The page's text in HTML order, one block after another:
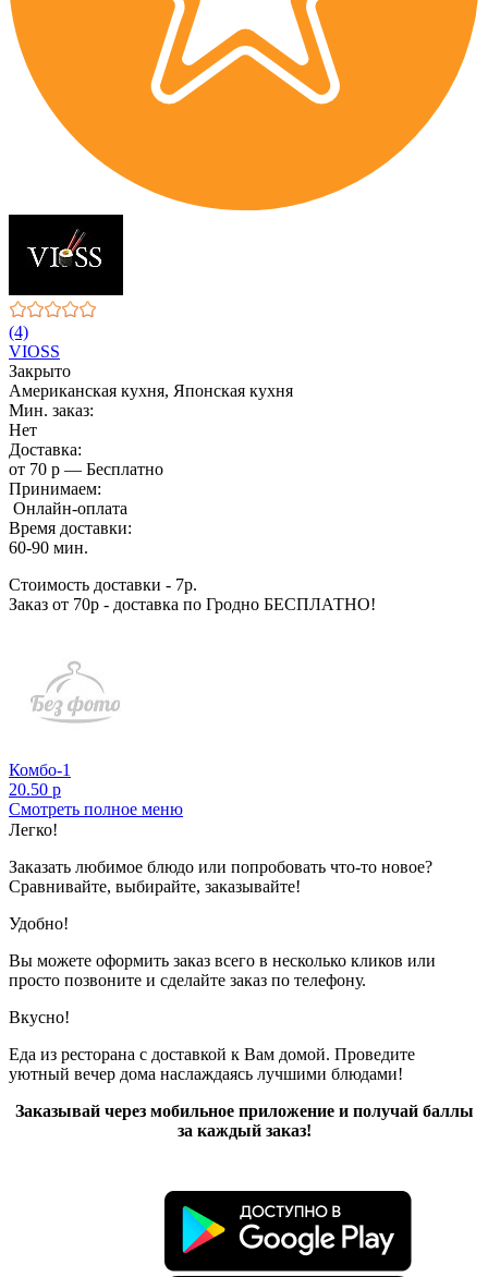
(4)
VIOSS
Закрыто
Американская кухня, Японская кухня
Мин. заказ:
Нет
Доставка:
от 70 р — Бесплатно
Принимаем:
Онлайн-оплата
Время доставки:
60-90 мин.
Стоимость доставки - 7р.
Заказ от 70р - доставка по Гродно БЕСПЛАТНО!
Комбо-1
20.50 р
Смотреть полное меню
Показано с 1 по 1 из 1 (всего 1 страниц)
Легко!
Заказать любимое блюдо или попробовать что-то новое?
Сравнивайте, выбирайте, заказывайте!
Удобно!
Вы можете оформить заказ всего в несколько кликов или
просто позвоните и сделайте заказ по телефону.
Вкусно!
Еда из ресторана с доставкой к Вам домой. Проведите
уютный вечер дома наслаждаясь лучшими блюдами!
Заказывай через мобильное приложение и получай баллы
за каждый заказ!